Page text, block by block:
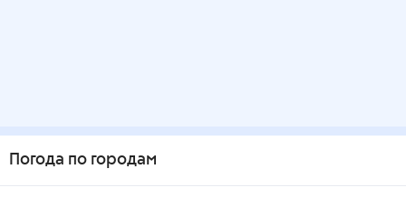
Погода по городам